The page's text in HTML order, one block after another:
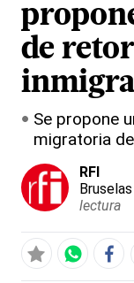
de
Se propone
migratoria
RFI
Bruselas
lectura